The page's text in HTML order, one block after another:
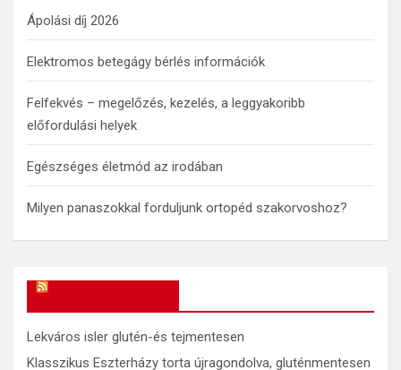
Ápolási díj 2026
Elektromos betegágy bérlés információk
Felfekvés – megelőzés, kezelés, a leggyakoribb
előfordulási helyek
Egészséges életmód az irodában
Milyen panaszokkal forduljunk ortopéd szakorvoshoz?
Lekváros isler glutén-és tejmentesen
Klasszikus Eszterházy torta újragondolva, gluténmentesen